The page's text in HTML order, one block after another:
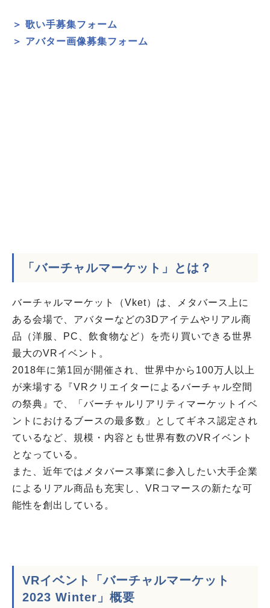
＞ 歌い手募集フォーム
＞ アバター画像募集フォーム
「バーチャルマーケット」とは？
バーチャルマーケット（Vket）は、メタバース上に
ある会場で、アバターなどの3Dアイテムやリアル商
品（洋服、PC、飲食物など）を売り買いできる世界
最大のVRイベント。
2018年に第1回が開催され、世界中から100万人以上
が来場する『VRクリエイターによるバーチャル空間
の祭典』で、「バーチャルリアリティマーケットイベ
ントにおけるブースの最多数」としてギネス認定され
ているなど、規模・内容とも世界有数のVRイベント
となっている。
また、近年ではメタバース事業に参入したい大手企業
によるリアル商品も充実し、VRコマースの新たな可
能性を創出している。
VRイベント「バーチャルマーケット
2023 Winter」概要